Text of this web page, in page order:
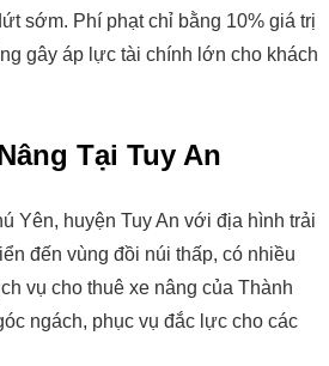
sớm. Phí phạt chỉ bằng 10% giá trị
gây áp lực tài chính lớn cho khách
Tại Tuy An
Yên, huyện Tuy An với địa hình trải
đến vùng đồi núi thấp, có nhiều
vụ cho thuê xe nâng của Thành
ngách, phục vụ đắc lực cho các